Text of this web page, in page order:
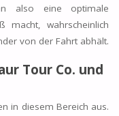
also eine optimale
macht, wahrscheinlich
von der Fahrt abhält.
Tour Co. und
in diesem Bereich aus.